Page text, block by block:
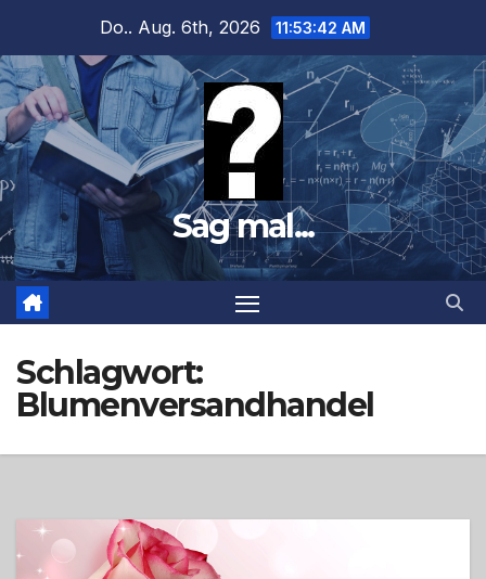
springen
Do.. Aug. 6th, 2026 11:53:43 AM
Sag mal...
Schlagwort:
Blumenversandhandel